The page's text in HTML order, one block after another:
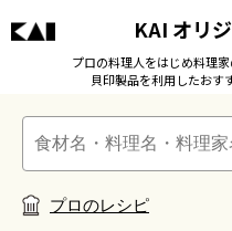
KAI オリ
プロの料理人をはじめ料理
貝印製品を利用したおす
プロのレシピ